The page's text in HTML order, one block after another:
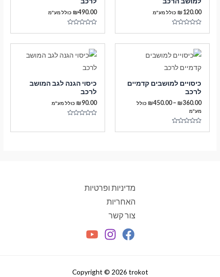
₪120.00 כולל מע"מ ₪490.00 כולל מע"מ
כיסויים למושבים קדמיים
לרכב
₪360.00
–
₪450.00
טווח
⁦₪450.00⁩
כולל
מע"מ
כיסוי הגנה לגב המושב
לרכב
₪90.00 כולל מע"מ
מתוך
מדיניות ופרטיות
האחריות
צור קשר
Copyright © 2026 trokot